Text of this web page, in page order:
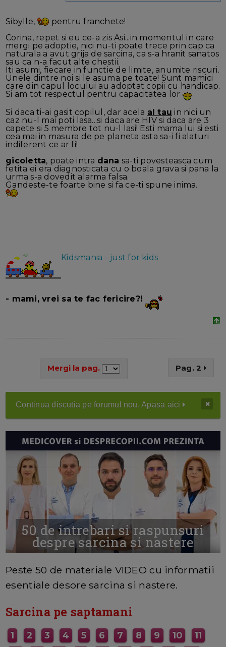
Sibylle,
pentru franchete!
Corina, repet si eu ce-a zis Asi...in momentul in care
mergi pe adoptie, nici nu-ti poate trece prin cap ca
naturala a avut grija de sarcina, ca s-a hranit sanatos
sau ca n-a facut alte chestii.
Iti asumi, fiecare in functie de limite, anumite riscuri.
Unele dintre noi si le asuma pe toate! Sunt mamici
care din capul locului au adoptat copii cu handicap.
Si am tot respectul pentru capacitatea lor
Si daca ti-ai gasit copilul, dar acela al tau in nici un
caz nu-l mai poti lasa...si daca are HIV si daca are 3
capete si 5 membre tot nu-l lasi! Esti mama lui si esti
cea mai in masura de pe planeta asta sa-i fi alaturi
indiferent ce ar fi!
gicoletta, poate intra dana sa-ti povesteasca cum
fetita ei era diagnosticata cu o boala grava si pana la
urma s-a dovedit alarma falsa.
Gandeste-te foarte bine si fa ce-ti spune inima.
Kidsmania - just for kids
- mami, vrei sa te fac fericire?!
Mergi la pag. Pag. 2
Continua discutia pe forumul nou. Apasa aici
50 de intrebari si raspunsuri
despre sarcina si nastere
Peste 50 de materiale VIDEO cu informatii
esentiale desore sarcina si nastere.
Sarcina pe saptamani
1 2 3 4 5 6 7 8 9 10
11